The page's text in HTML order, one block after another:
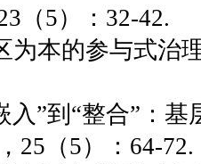
（5）：32-42.
为本的参与式
入”到“整合”：
25（5）：64-72.